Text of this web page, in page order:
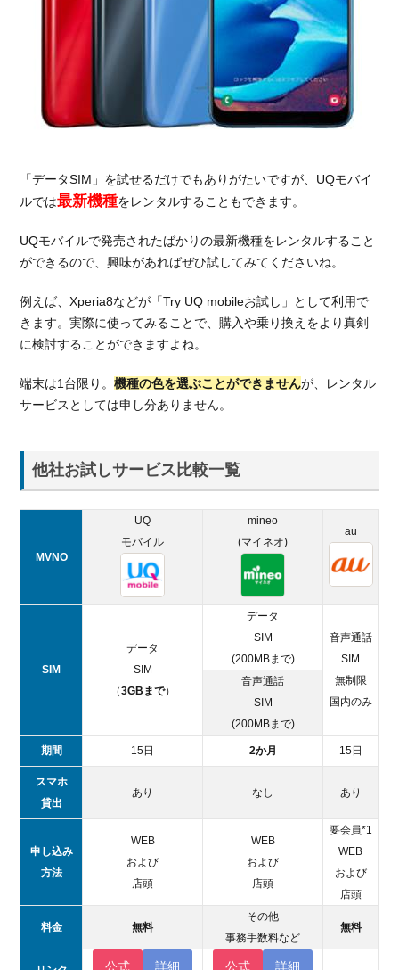
「データSIM」を試せるだけでもありがたいですが、UQモバイ
ルでは最新機種をレンタルすることもできます。
UQモバイルで発売されたばかりの最新機種をレンタルすること
ができるので、興味があればぜひ試してみてくださいね。
例えば、Xperia8などが「Try UQ mobileお試し」として利用で
きます。実際に使ってみることで、購入や乗り換えをより真剣
に検討することができますよね。
端末は1台限り。機種の色を選ぶことができませんが、レンタル
サービスとしては申し分ありません。
他社お試しサービス比較一覧
MVNO
UQ
モバイル
mineo
(マイネオ)
au
SIM
データ
SIM
（3GBまで）
データ
SIM
(200MBまで)
音声通話
SIM
無制限
国内のみ
音声通話
SIM
(200MBまで)
期間 15日 2か月 15日
スマホ
貸出
あり なし あり
申し込み
方法
WEB
および
店頭
WEB
および
店頭
要会員*1
WEB
および
店頭
料金 無料
その他
事務手数料など
無料
公式 詳細 公式 詳細